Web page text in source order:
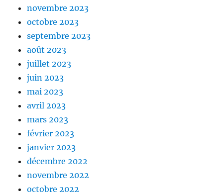
novembre 2023
octobre 2023
septembre 2023
août 2023
juillet 2023
juin 2023
mai 2023
avril 2023
mars 2023
février 2023
janvier 2023
décembre 2022
novembre 2022
octobre 2022